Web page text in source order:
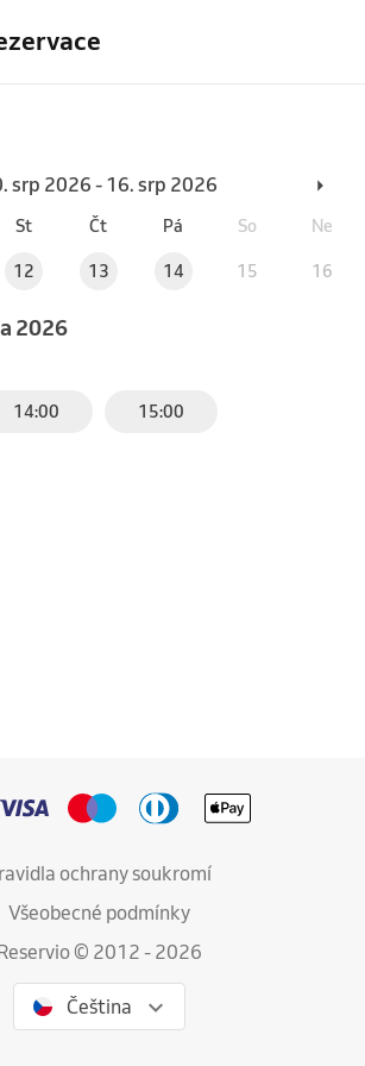
srp 2026 - 16. srp 2026
St Čt Pá So Ne
12 13 14 15 16
2026
14:00 15:00
ochrany soukromí
Všeobecné podmínky
© 2012 - 2026
Čeština